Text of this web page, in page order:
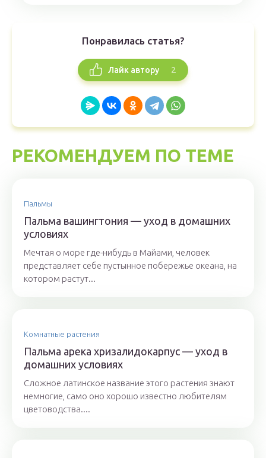
Понравилась статья?
Лайк автору 2
РЕКОМЕНДУЕМ ПО ТЕМЕ
Пальмы
Пальма вашингтония — уход в домашних
условиях
Мечтая о море где-нибудь в Майами, человек
представляет себе пустынное побережье океана, на
котором растут...
Комнатные растения
Пальма арека хризалидокарпус — уход в
домашних условиях
Сложное латинское название этого растения знают
немногие, само оно хорошо известно любителям
цветоводства....